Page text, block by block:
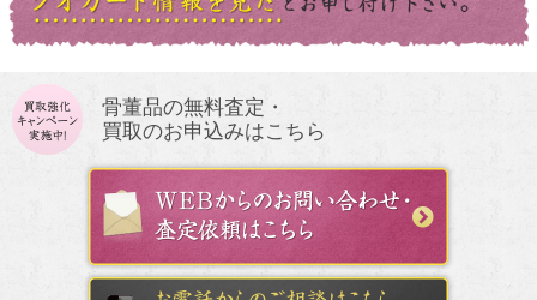
骨董品の無料査定・
買取のお申込みはこちら